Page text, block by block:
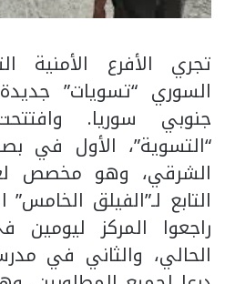
تجري الأفرع الأمنية
السوري “تسويات”
جنوبي سوريا.
“التسوية”، الأول في
الشرقي، وهو مخصص
التابع لـ”الفيلق
الحالي، والثاني في